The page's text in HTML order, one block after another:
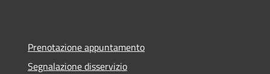
Prenotazione appuntamento
Segnalazione disservizio